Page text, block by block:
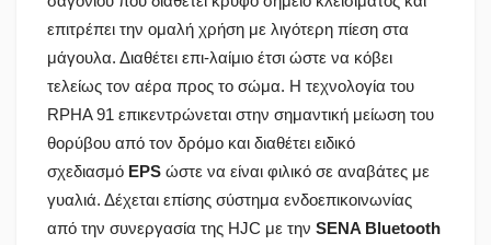
επιτρέπει την ομαλή χρήση με λιγότερη πίεση στα
μάγουλα. Διαθέτει επι-λαίμιο έτσι ώστε να κόβει
τελείως τον αέρα προς το σώμα. Η τεχνολογία του
RPHA 91 επικεντρώνεται στην σημαντική μείωση του
θορύβου από τον δρόμο και διαθέτει ειδικό
σχεδιασμό EPS ώστε να είναι φιλικό σε αναβάτες με
γυαλιά. Δέχεται επίσης σύστημα ενδοεπικοινωνίας
από την συνεργασία της HJC με την SENA Bluetooth